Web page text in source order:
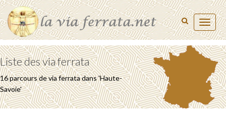
Toggle
Liste des via ferrata
16 parcours de via ferrata dans 'Haute-
Savoie'